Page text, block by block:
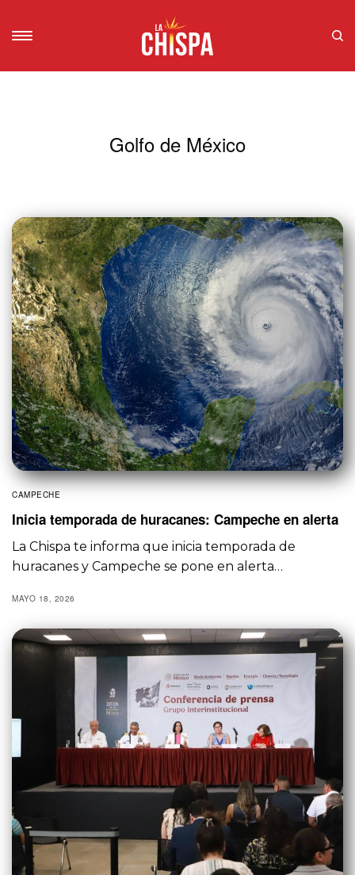
Golfo de México
CAMPECHE
Inicia temporada de huracanes: Campeche en alerta
La Chispa te informa que inicia temporada de
huracanes y Campeche se pone en alerta…
MAYO 18, 2026